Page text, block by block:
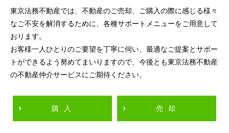
東京法務不動産では、不動産のご売却、ご購入の際に感じる様々
なご不安を解消するために、各種サポートメニューをご用意して
おります。
お客様一人ひとりのご要望を丁寧に伺い、最適なご提案とサポー
トができるよう努めてまいりますので、今後とも東京法務不動産
の不動産仲介サービスにご期待ください。
購入 売却